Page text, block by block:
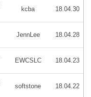
kcba 18.04.30
JennLee 18.04.28
EWCSLC 18.04.23
softstone 18.04.22